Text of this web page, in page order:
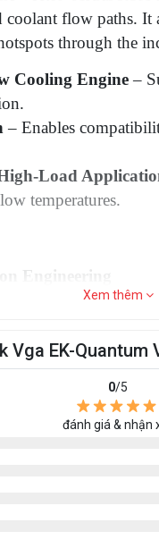
coolant flow paths.
through the
Cooling Engine–
– Enables
Load
temperatures.
Engineering
Coldplate –
– Showcases
– Increases
Xem thêm
Vga EK-Quantum
0/5
đánh giá & nhận